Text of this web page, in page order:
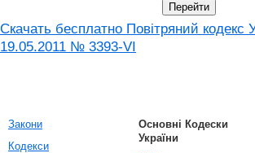
Скачать бесплатно Повітряний кодекс
19.05.2011 № 3393-VI
Закони
Кодекси
Основні Кодески
України